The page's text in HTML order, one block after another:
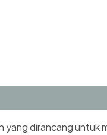
dirancang